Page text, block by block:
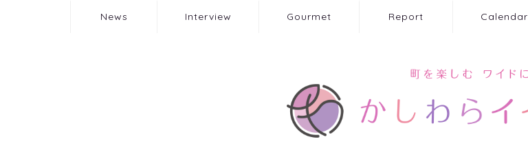
News Interview Gourmet Report Calendar